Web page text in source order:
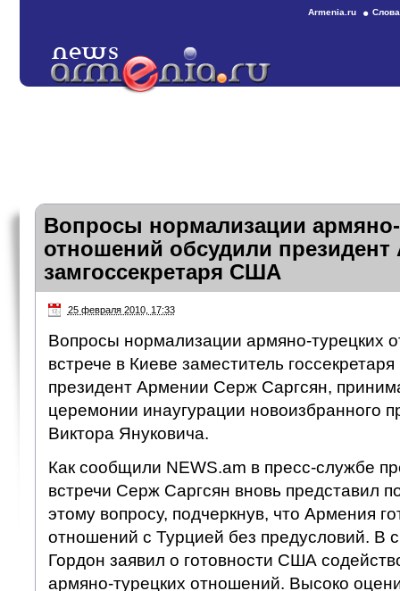
Armenia.ru
Вопросы нормализации армяно-
отношений обсудили
замгоссекретаря США
25 февраля 2010, 17:33
Вопросы нормализации армяно-турецких
встрече в Киеве заместитель
президент Армении Серж Саргсян,
церемонии инаугурации новоизбранного
Виктора Януковича.
Как сообщили NEWS.am в пресс-службе
встречи Серж Саргсян вновь представил
этому вопросу, подчеркнув, что Армения
отношений с Турцией без предусловий. В
Гордон заявил о готовности США
армяно-турецких отношений. Высоко